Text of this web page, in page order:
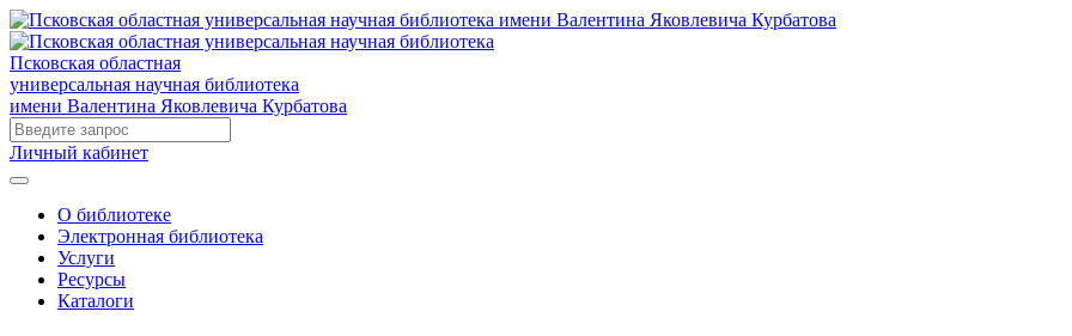
Псковская областная
универсальная научная библиотека
имени Валентина Яковлевича Курбатова
Личный кабинет
О библиотеке
Электронная библиотека
Услуги
Ресурсы
Каталоги